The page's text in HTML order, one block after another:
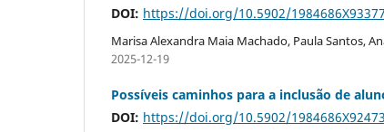
DOI: https://doi.org/10.5902/1984686X93377
Marisa Alexandra Maia Machado, Paula Santos,
2025-12-19
Possíveis caminhos para a inclusão de
DOI: https://doi.org/10.5902/1984686X92473